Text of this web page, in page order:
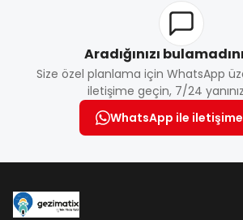
Aradığınızı
Size özel planlama için WhatsApp
iletişime geçin, 7/24
WhatsApp ile